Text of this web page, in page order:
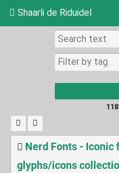
Shaarli de Riduidel
Daily
Nerd Fonts - Iconic
glyphs/icons